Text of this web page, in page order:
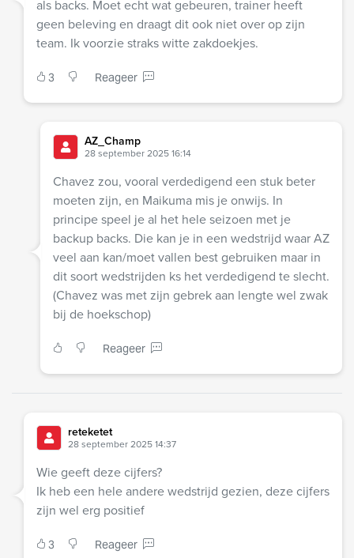
als backs. Moet echt wat gebeuren, trainer heeft
geen beleving en draagt dit ook niet over op zijn
team. Ik voorzie straks witte zakdoekjes.
3 Reageer
AZ_Champ
28 september 2025 16:14
Chavez zou, vooral verdedigend een stuk beter
moeten zijn, en Maikuma mis je onwijs. In
principe speel je al het hele seizoen met je
backup backs. Die kan je in een wedstrijd waar AZ
veel aan kan/moet vallen best gebruiken maar in
dit soort wedstrijden ks het verdedigend te slecht.
(Chavez was met zijn gebrek aan lengte wel zwak
bij de hoekschop)
Reageer
reteketet
28 september 2025 14:37
Wie geeft deze cijfers?
Ik heb een hele andere wedstrijd gezien, deze cijfers
zijn wel erg positief
3 Reageer